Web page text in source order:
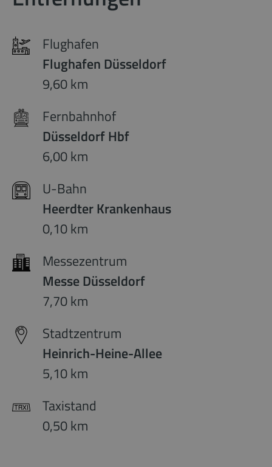
Flughafen
Flughafen Düsseldorf
9,60 km
Fernbahnhof
Düsseldorf Hbf
6,00 km
U-Bahn
Heerdter Krankenhaus
0,10 km
Messezentrum
Messe Düsseldorf
7,70 km
Stadtzentrum
Heinrich-Heine-Allee
5,10 km
Taxistand
0,50 km